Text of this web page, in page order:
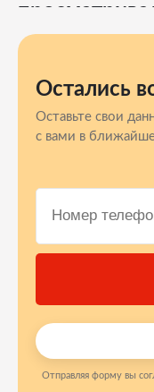
Остались
Оставьте свои
с вами в
Отправляя форму вы